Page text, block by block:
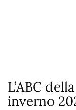
L’ABC
inverno